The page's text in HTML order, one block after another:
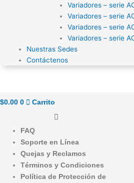
Variadores – serie
Variadores – serie
Variadores – serie
Variadores – serie
Nuestras Sedes
Contáctenos
$0.00 0 Carrito
FAQ
Soporte en Línea
Quejas y Reclamos
Términos y Condiciones
Política de Protección de